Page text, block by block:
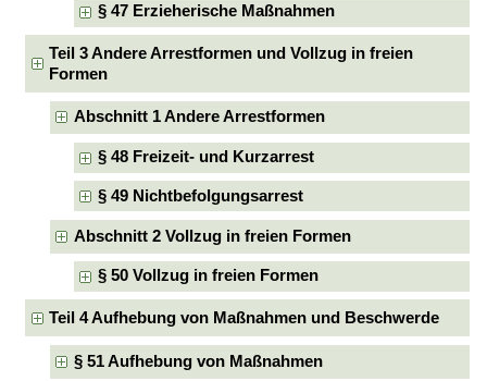
§ 47 Erzieherische Maßnahmen
Teil 3 Andere Arrestformen und Vollzug in freien
Formen
Abschnitt 1 Andere Arrestformen
§ 48 Freizeit- und Kurzarrest
§ 49 Nichtbefolgungsarrest
Abschnitt 2 Vollzug in freien Formen
§ 50 Vollzug in freien Formen
Teil 4 Aufhebung von Maßnahmen und Beschwerde
§ 51 Aufhebung von Maßnahmen